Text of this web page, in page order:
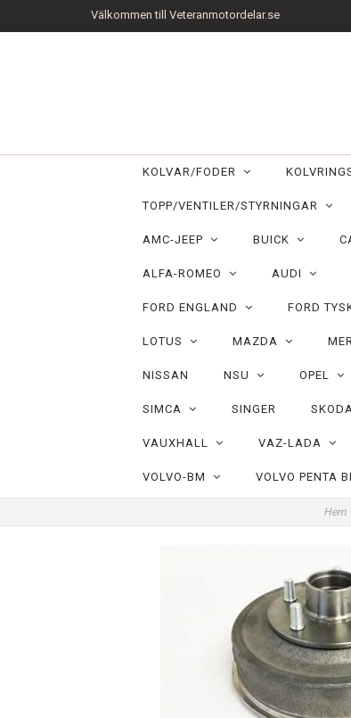
Välkommen till Veteranmotordelar.se
KOLVAR/FODER
TOPP/VENTILER/STYRNINGAR
AMC-JEEP BUICK
ALFA-ROMEO AUDI
FORD ENGLAND FORD
LOTUS MAZDA
NISSAN NSU OPEL
SIMCA SINGER
VAUXHALL VAZ-LADA
VOLVO-BM VOLVO PENTA
Hem